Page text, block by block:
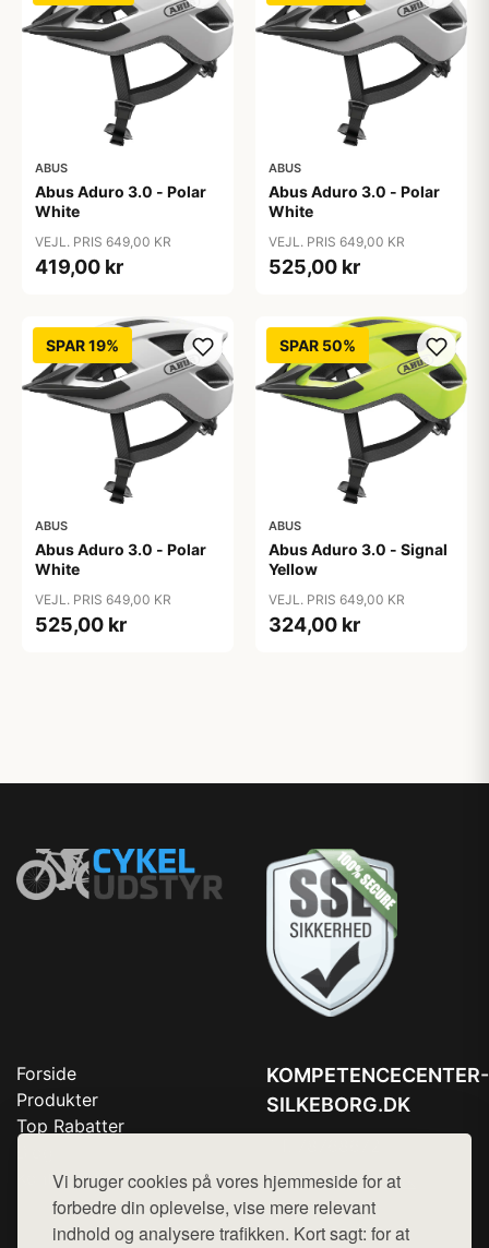
Vi bruger cookies på vores hjemmeside for at
forbedre din oplevelse, vise mere relevant
indhold og analysere trafikken. Kort sagt: for at
ABUS
Abus Aduro 3.0 - Polar
White
VEJL. PRIS 649,00 KR
419,00 kr
ABUS
Abus Aduro 3.0 - Polar
White
VEJL. PRIS 649,00 KR
525,00 kr
SPAR 19%
ABUS
Abus Aduro 3.0 - Polar
White
VEJL. PRIS 649,00 KR
525,00 kr
SPAR 50%
ABUS
Abus Aduro 3.0 - Signal
Yellow
VEJL. PRIS 649,00 KR
324,00 kr
Forside
Produkter
Top Rabatter
Kontakt
KOMPETENCECENTER-
SILKEBORG.DK
Mail:hej@want.dk
Cookie- og privatlivspolitik